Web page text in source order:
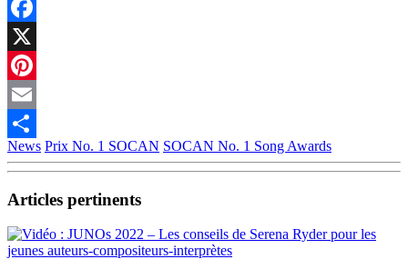
Facebook
X
Pinterest
Email
Partager
News Prix No. 1 SOCAN SOCAN No. 1 Song Awards
Articles pertinents